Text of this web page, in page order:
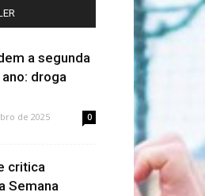
a segunda
droga
de 2025 0
critica
Semana